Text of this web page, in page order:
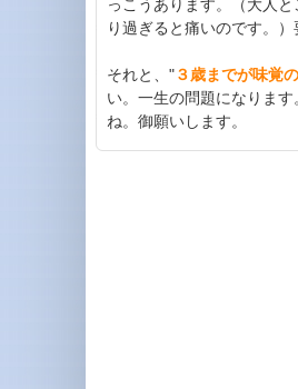
っこうあります。（大人
り過ぎると痛いのです。）
それと、"３歳までが味覚
い。一生の問題になりま
ね。御願いします。